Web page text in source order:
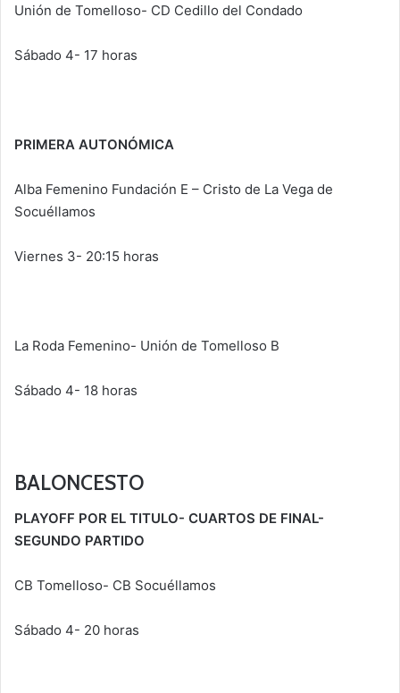
Unión de Tomelloso- CD Cedillo del Condado
Sábado 4- 17 horas
PRIMERA AUTONÓMICA
Alba Femenino Fundación E – Cristo de La Vega de
Socuéllamos
Viernes 3- 20:15 horas
La Roda Femenino- Unión de Tomelloso B
Sábado 4- 18 horas
BALONCESTO
PLAYOFF POR EL TITULO- CUARTOS DE FINAL-
SEGUNDO PARTIDO
CB Tomelloso- CB Socuéllamos
Sábado 4- 20 horas